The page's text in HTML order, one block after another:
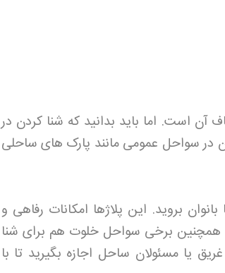
است. اما باید بدانید که شنا کردن در
سواحل عمومی مانند پارک های ساحلی
بروید. این پلاژها امکانات رفاهی و
همچنین برخی سواحل خلوت هم برای شنا
یا مسئولان ساحل اجازه بگیرید تا با